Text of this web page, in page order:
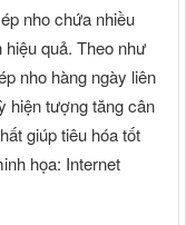
nho chứa nhiều
quả. Theo như
nho hàng ngày liên
hiện tượng tăng cân
giúp tiêu hóa tốt
họa: Internet